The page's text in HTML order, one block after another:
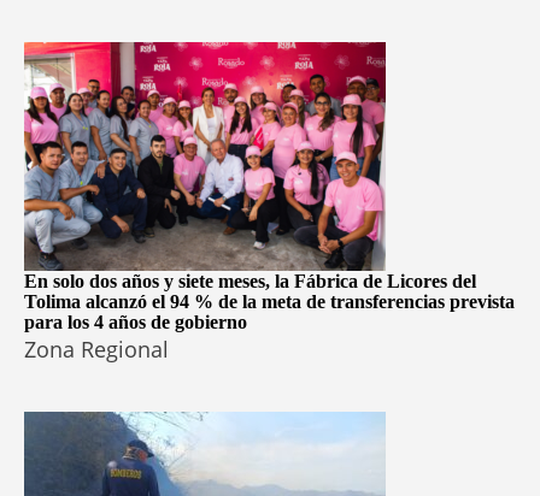
En solo dos años y siete meses, la Fábrica de Licores del
Tolima alcanzó el 94 % de la meta de transferencias prevista
para los 4 años de gobierno
Zona Regional